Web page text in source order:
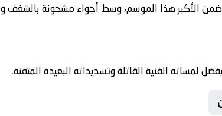
ضمن الأكبر هذا الموسم، وسط أجواء مشحونة بالشغف
لمساته الفنية القاتلة وتسديداته البعيدة المتقنة.